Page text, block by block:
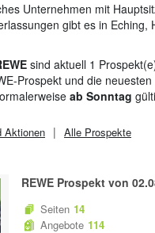
Unternehmen mit
gibt es in Eching,
Teltow und Wiesloch. Mit
zweitgrößte
ist die Stammmarke der
und Touristikkonzern.
sind aktuell 1
Prospekt und die
ab Sonntag
Aktionen Alle Prospekte
REWE Prospekt von
Seiten 14
Angebote 114